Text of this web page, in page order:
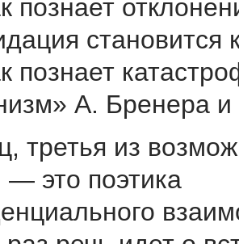
познает
становится
познает
А. Бренера и
третья из
— это поэтика